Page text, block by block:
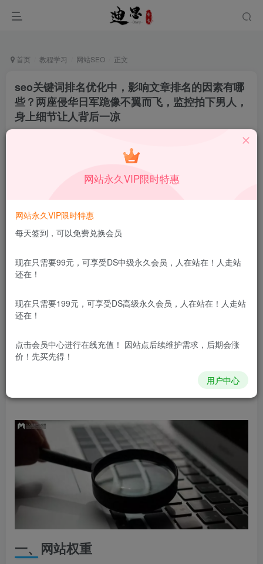
首页 教程学习 网站SEO 正文
seo关键词排名优化中，影响文章排名的因素有哪
些？两座侵华日军跪像不翼而飞，监控拍下男人，
身上细节让人背后一凉
私信
本站所有内容来自互联网收集，仅供学习和交流，请勿用于商业
要想在高权重网站上文章排名比较好得需要做
SAO的优化，但究竟要如何做呢？让我们一起看看
下面的这一篇文章，这篇文章主要分享关于影响文
章排名的因素有哪些的相关内容，大家一起看看
一、网站权重
网站永久VIP限时特惠
网站永久VIP限时特惠
每天签到，可以免费兑换会员
现在只需要99元，可享受DS中级永久会员，人在站在！人走站
还在！
现在只需要199元，可享受DS高级永久会员，人在站在！人走站
还在！
点击会员中心进行在线充值！ 因站点后续维护需求，后期会涨
价！先买先得！
用户中心